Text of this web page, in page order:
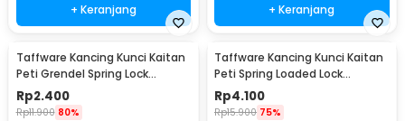
+ Keranjang + Keranjang
Taffware Kancing Kunci Kaitan
Peti Grendel Spring Lock
Stainless Steel S - J107
Rp2.400
Rp11.900 80%
Taffware Kancing Kunci Kaitan
Peti Spring Loaded Lock
Stainless Steel M - J108
Rp4.100
Rp15.900 75%